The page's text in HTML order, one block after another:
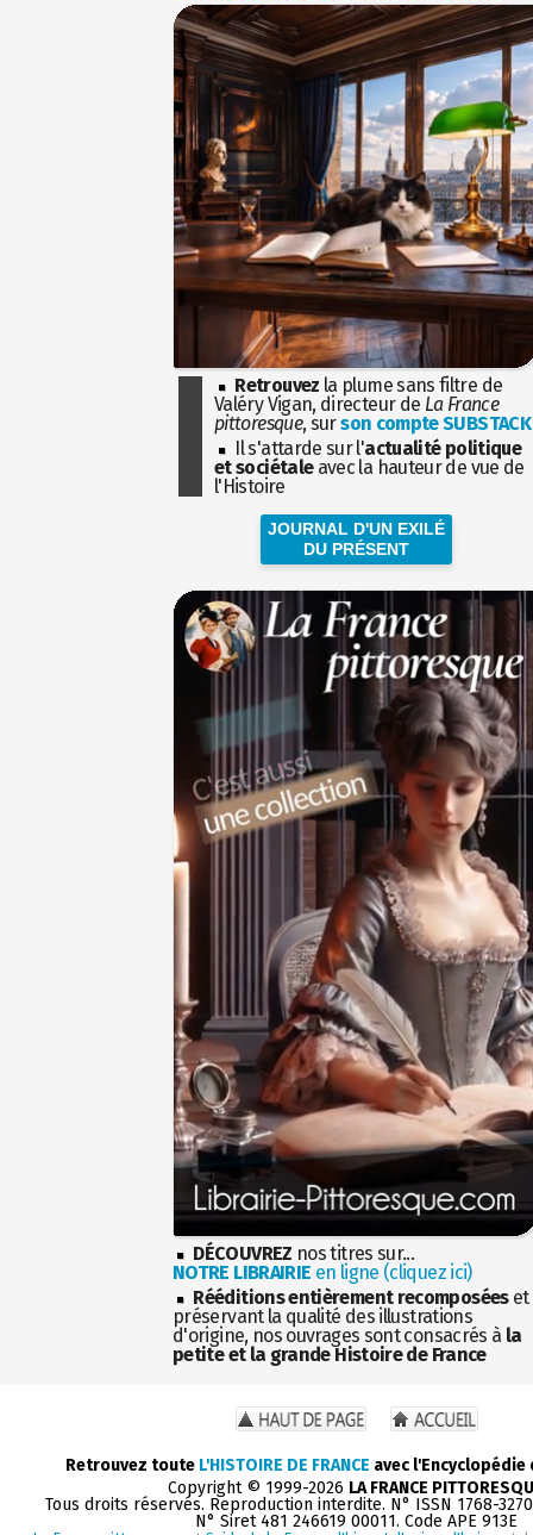
Retrouvez la plume sans filtre de
Valéry Vigan, directeur de La France
pittoresque, surson compte SUBSTACK
Il s'attarde sur l'actualité politique
et sociétaleavec la hauteur de vue de
l'Histoire
JOURNAL D'UN EXILÉ
DU PRÉSENT
DÉCOUVREZ nos titres sur...
NOTRE LIBRAIRIE en ligne (cliquez ici)
Rééditions entièrement recomposéeset
préservant la qualité des illustrations
d'origine, nos ouvrages sont consacrés à la
petite et la grande Histoire de France
Retrouvez toute L'HISTOIRE DE FRANCE avec
Copyright © 1999-2026 LA FRANCE
Tous droits réservés. Reproduction interdite. N° ISSN 1768-
N° Siret 481 246619 00011. Code APE 913E